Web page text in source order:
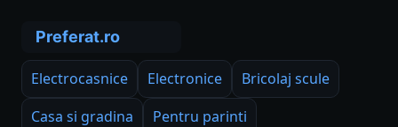
Electrocasnice Electronice
Bricolaj scule
Casa si gradina
Pentru parinti